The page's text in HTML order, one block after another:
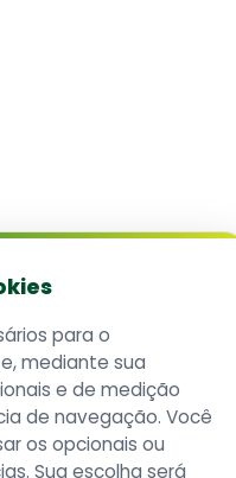
para o
mediante sua
e de medição
de navegação. Você
os opcionais ou
Sua escolha será